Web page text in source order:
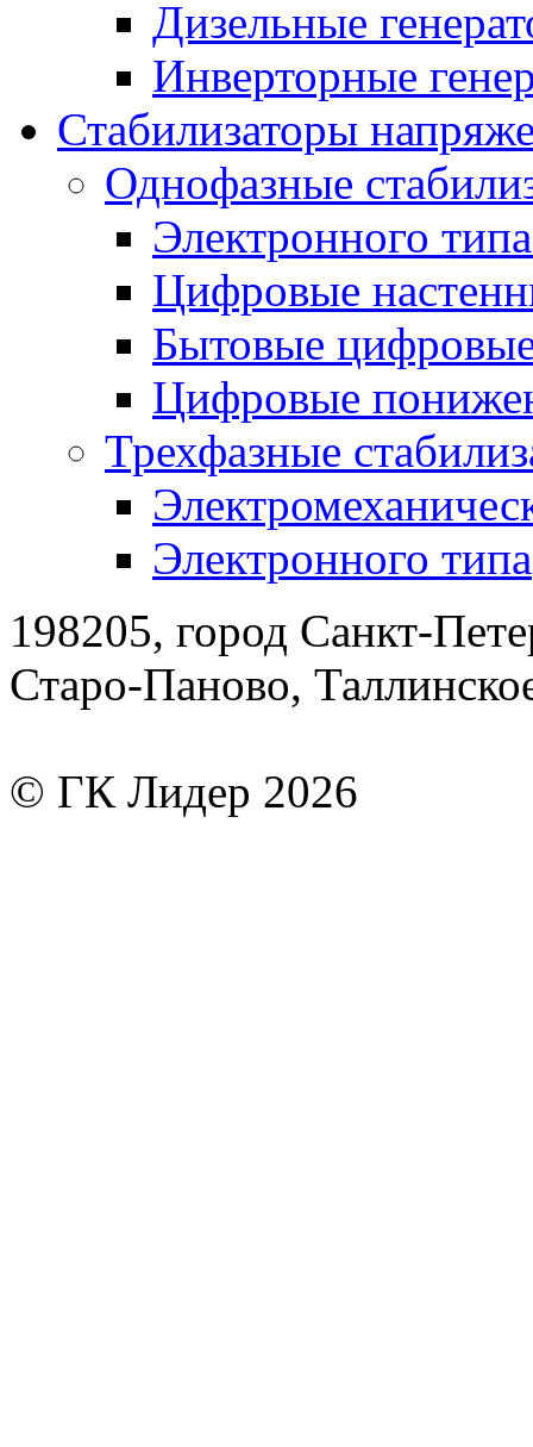
Дизельные
Инверторные
Стабилизаторы
Однофазные
Электронного
Цифровые
Бытовые
Цифровые
Трехфазные
Электронного типа
198205, город Санкт-
Старо-Паново,
© ГК Лидер 2026